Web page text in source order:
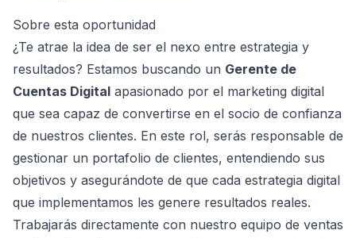
Sobre esta oportunidad
¿Te atrae la idea de ser el nexo entre estrategia y
resultados? Estamos buscando un Gerente de
Cuentas Digital apasionado por el marketing digital
que sea capaz de convertirse en el socio de confianza
de nuestros clientes. En este rol, serás responsable de
gestionar un portafolio de clientes, entendiendo sus
objetivos y asegurándote de que cada estrategia digital
que implementamos les genere resultados reales.
Trabajarás directamente con nuestro equipo de ventas